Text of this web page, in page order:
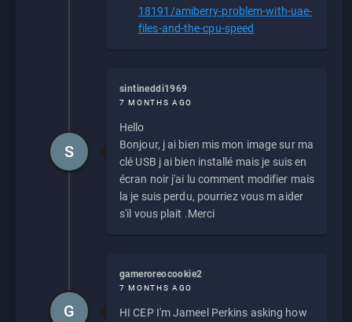
18191/amiberry-problem-with-uae-
files-and-the-cpu-speed
sintineddi1969
7 MONTHS AGO
Hello
Bonjour, j ai bien mis mon image sur ma
clé USB j ai bien installé mais je suis en
écran noir j'ai lu comment modifier mais
la je suis perdu, pourriez vous m aider
s'il vous plait .Merci
S
gameroreocookie2
7 MONTHS AGO
HI CEP I'm Jameel Perkins asking how
G